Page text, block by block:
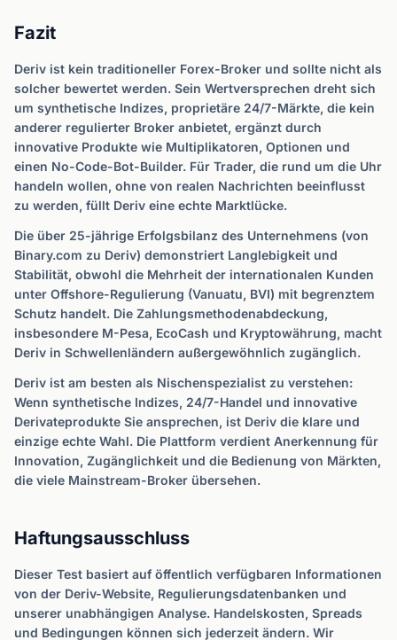
Fazit
Deriv ist kein traditioneller Forex-Broker und sollte nicht als
solcher bewertet werden. Sein Wertversprechen dreht sich
um synthetische Indizes, proprietäre 24/7-Märkte, die kein
anderer regulierter Broker anbietet, ergänzt durch
innovative Produkte wie Multiplikatoren, Optionen und
einen No-Code-Bot-Builder. Für Trader, die rund um die Uhr
handeln wollen, ohne von realen Nachrichten beeinflusst
zu werden, füllt Deriv eine echte Marktlücke.
Die über 25-jährige Erfolgsbilanz des Unternehmens (von
Binary.com zu Deriv) demonstriert Langlebigkeit und
Stabilität, obwohl die Mehrheit der internationalen Kunden
unter Offshore-Regulierung (Vanuatu, BVI) mit begrenztem
Schutz handelt. Die Zahlungsmethodenabdeckung,
insbesondere M-Pesa, EcoCash und Kryptowährung, macht
Deriv in Schwellenländern außergewöhnlich zugänglich.
Deriv ist am besten als Nischenspezialist zu verstehen:
Wenn synthetische Indizes, 24/7-Handel und innovative
Derivateprodukte Sie ansprechen, ist Deriv die klare und
einzige echte Wahl. Die Plattform verdient Anerkennung für
Innovation, Zugänglichkeit und die Bedienung von Märkten,
die viele Mainstream-Broker übersehen.
Haftungsausschluss
Dieser Test basiert auf öffentlich verfügbaren Informationen
von der Deriv-Website, Regulierungsdatenbanken und
unserer unabhängigen Analyse. Handelskosten, Spreads
und Bedingungen können sich jederzeit ändern. Wir